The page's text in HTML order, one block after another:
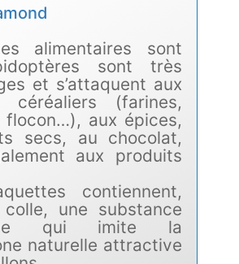
alimentaires sont
sont très
et s’attaquent aux
céréaliers (farines,
flocon…), aux épices,
secs, au chocolat,
aux produits
contiennent,
une substance
qui imite la
naturelle attractive